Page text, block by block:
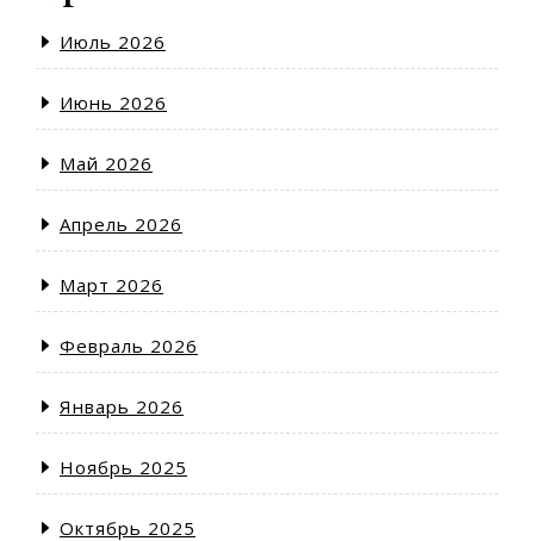
Июль 2026
Июнь 2026
Май 2026
Апрель 2026
Март 2026
Февраль 2026
Январь 2026
Ноябрь 2025
Октябрь 2025